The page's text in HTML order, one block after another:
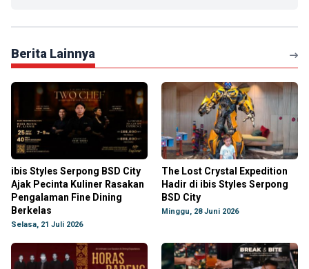
Berita Lainnya
ibis Styles Serpong BSD City
Ajak Pecinta Kuliner Rasakan
Pengalaman Fine Dining
Berkelas
Selasa, 21 Juli 2026
The Lost Crystal Expedition
Hadir di ibis Styles Serpong
BSD City
Minggu, 28 Juni 2026